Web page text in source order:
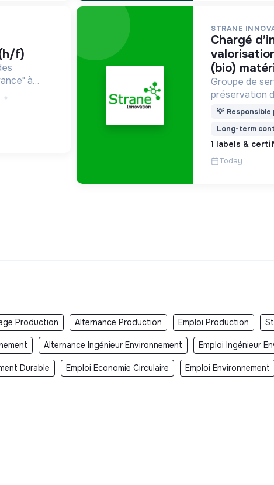
f)
à
stockage
avec un
STRANE
chargé d’innovation et
(bio)
Groupe de
préservation
prévention
sciences
💡
Long-term
1 labels &
Today
Production Alternance Production Emploi Production
Alternance Ingénieur Environnement Emploi Ingénieur
Durable Emploi Economie Circulaire Emploi Environnement